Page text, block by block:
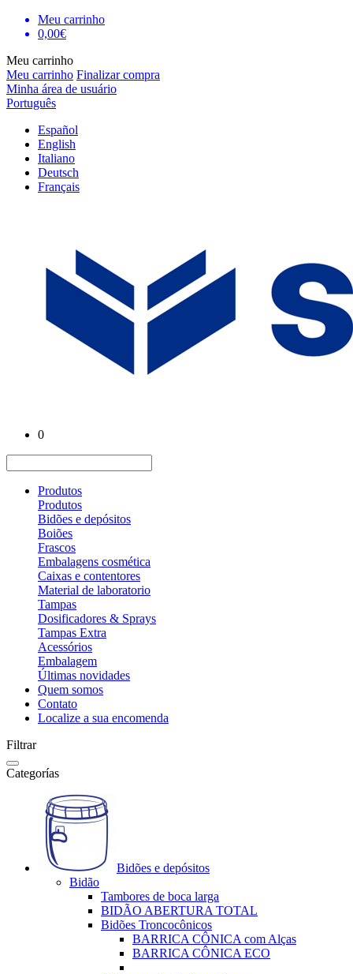
Meu carrinho
0,00€
Meu carrinho
Meu carrinho Finalizar compra
Minha área de usuário
Português
Español
English
Italiano
Deutsch
Français
0
Produtos
Produtos
Bidões e depósitos
Boiões
Frascos
Embalagens cosmética
Caixas e contentores
Material de laboratorio
Tampas
Dosificadores & Sprays
Tampas Extra
Acessórios
Embalagem
Últimas novidades
Quem somos
Contato
Localize a sua encomenda
Filtrar
Categorías
Bidões e depósitos
Bidão
Tambores de boca larga
BIDÃO ABERTURA TOTAL
Bidões Troncocônicos
BARRICA CÔNICA com Alças
BARRICA CÔNICA ECO